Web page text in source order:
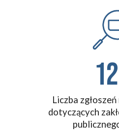
Liczba
dotyczących